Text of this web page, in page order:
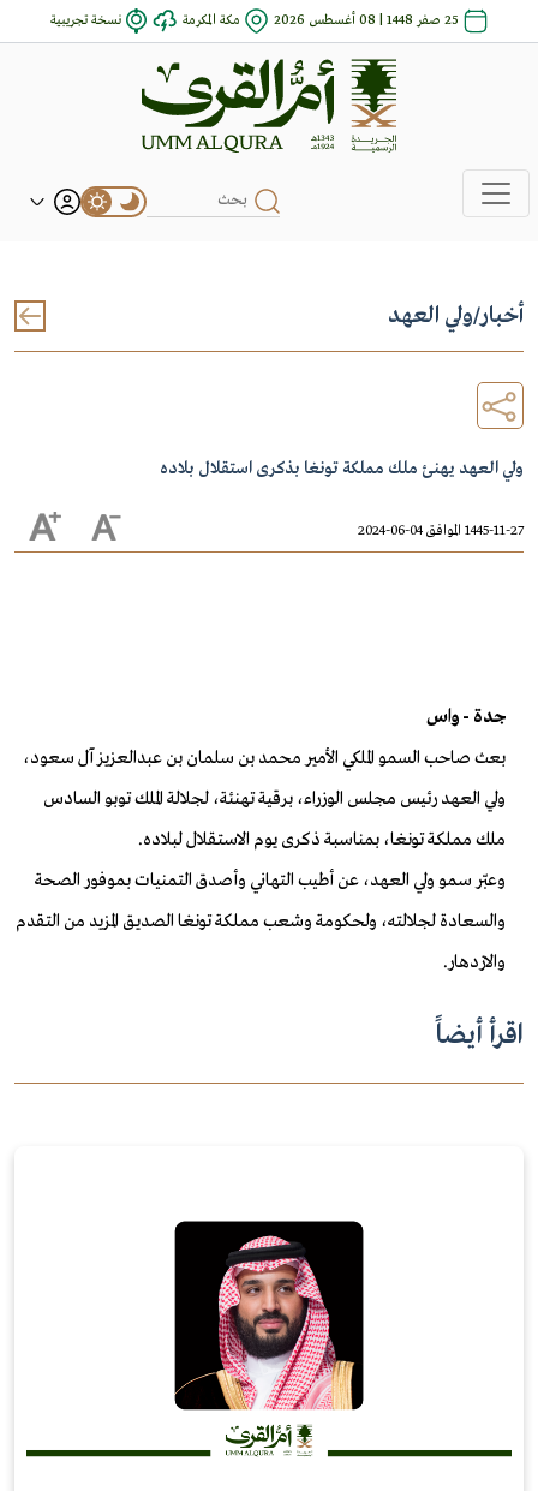
25 صفر 1448 | 08 أغسطس 2026 مكة المكرمة نسخة تجريبية
أخبار/ولي العهد
ولي العهد يهنئ ملك مملكة تونغا بذكرى استقلال بلاده
1445-11-27 الموافق 04-06-2024
جدة - واس
بعث صاحب السمو الملكي الأمير محمد بن سلمان بن عبدالعزيز آل سعود،
ولي العهد رئيس مجلس الوزراء، برقية تهنئة، لجلالة الملك توبو السادس
ملك مملكة تونغا، بمناسبة ذكرى يوم الاستقلال لبلاده.
وعبّر سمو ولي العهد، عن أطيب التهاني وأصدق التمنيات بموفور الصحة
والسعادة لجلالته، ولحكومة وشعب مملكة تونغا الصديق المزيد من التقدم
والازدهار.
اقرأ أيضاً